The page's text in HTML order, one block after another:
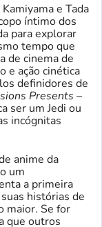
e Tada
íntimo dos
para explorar
tempo que
de cinema de
e ação cinética
definidores de
Presents –
ser um Jedi ou
incógnitas
anime da
um
a primeira
histórias de
maior. Se for
que outros